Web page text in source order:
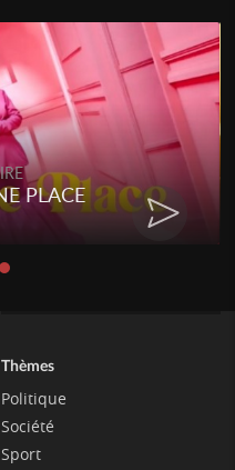
PLACE
Thèmes
Politique
Société
Sport